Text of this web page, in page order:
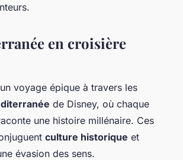
en croisière
voyage épique à travers les
de Disney, où chaque
une histoire millénaire. Ces
culture historique et
évasion des sens.